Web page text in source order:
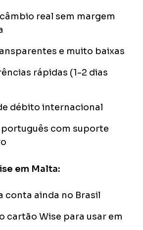
real sem margem
e muito baixas
rápidas (1-2 dias
débito internacional
com suporte
em Malta:
conta ainda no Brasil
cartão Wise para usar em